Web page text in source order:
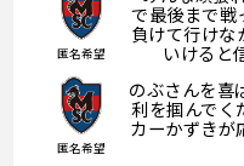
匿名希望
で最後まで戦
負けて行けな
いけると
匿名希望
のぶさんを喜
利を掴んでく
カーかずきが